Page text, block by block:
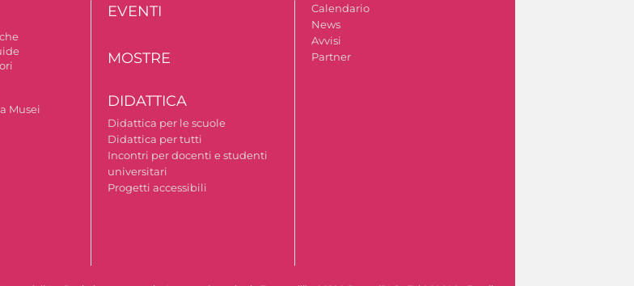
Musei
EVENTI
MOSTRE
DIDATTICA
Didattica per le scuole
Didattica per tutti
Incontri per docenti e studenti
universitari
Progetti accessibili
Calendario
News
Avvisi
Partner